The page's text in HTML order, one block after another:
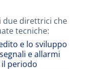
due direttrici che
tecniche:
e lo sviluppo
e allarmi
periodo